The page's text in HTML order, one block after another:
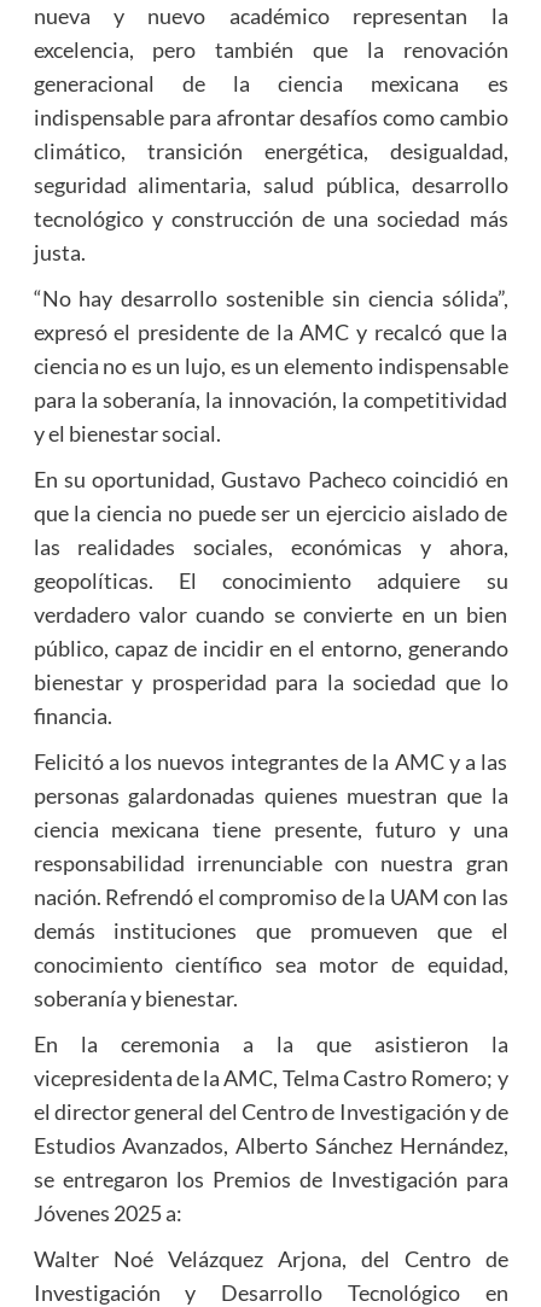
nueva y nuevo académico representan la
excelencia, pero también que la renovación
generacional de la ciencia mexicana es
indispensable para afrontar desafíos como cambio
climático, transición energética, desigualdad,
seguridad alimentaria, salud pública, desarrollo
tecnológico y construcción de una sociedad más
justa.
“No hay desarrollo sostenible sin ciencia sólida”,
expresó el presidente de la AMC y recalcó que la
ciencia no es un lujo, es un elemento indispensable
para la soberanía, la innovación, la competitividad
y el bienestar social.
En su oportunidad, Gustavo Pacheco coincidió en
que la ciencia no puede ser un ejercicio aislado de
las realidades sociales, económicas y ahora,
geopolíticas. El conocimiento adquiere su
verdadero valor cuando se convierte en un bien
público, capaz de incidir en el entorno, generando
bienestar y prosperidad para la sociedad que lo
financia.
Felicitó a los nuevos integrantes de la AMC y a las
personas galardonadas quienes muestran que la
ciencia mexicana tiene presente, futuro y una
responsabilidad irrenunciable con nuestra gran
nación. Refrendó el compromiso de la UAM con las
demás instituciones que promueven que el
conocimiento científico sea motor de equidad,
soberanía y bienestar.
En la ceremonia a la que asistieron la
vicepresidenta de la AMC, Telma Castro Romero; y
el director general del Centro de Investigación y de
Estudios Avanzados, Alberto Sánchez Hernández,
se entregaron los Premios de Investigación para
Jóvenes 2025 a:
Walter Noé Velázquez Arjona, del Centro de
Investigación y Desarrollo Tecnológico en